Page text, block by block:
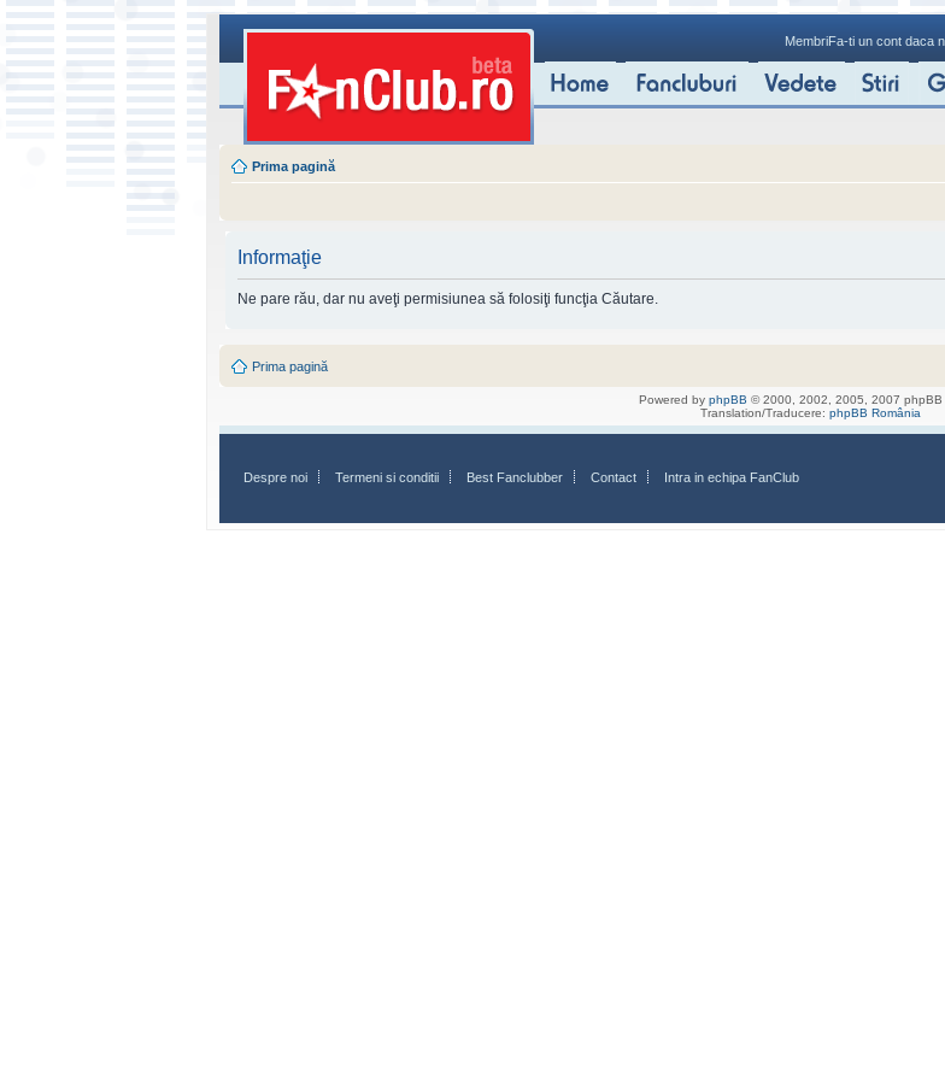
MembriFa-ti un cont daca
Prima pagină
Informaţie
Ne pare rău, dar nu aveţi permisiunea să folosiţi funcţia Căutare.
Prima pagină
Powered by phpBB © 2000, 2002, 2005, 2007 phpBB
Translation/Traducere: phpBB România
Despre noi Termeni si conditii Best Fanclubber Contact Intra in echipa FanClub